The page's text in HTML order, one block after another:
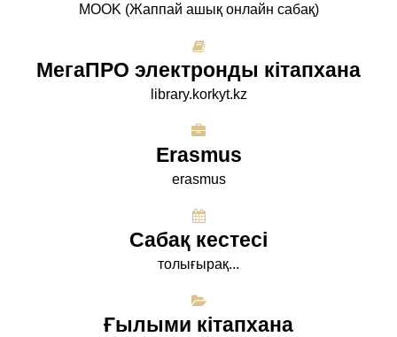
МООK (Жаппай ашық онлайн сабақ)
МегаПРО электронды кітапхана
library.korkyt.kz
Erasmus
erasmus
Сабақ кестесі
толығырақ...
Ғылыми кітапхана